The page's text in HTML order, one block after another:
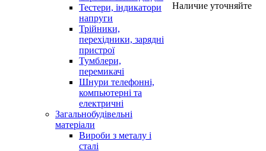
Тестери, індикатори
напруги
Трійники,
перехідники, зарядні
пристрої
Тумблери,
перемикачі
Шнури телефонні,
компьютерні та
електричні
Загальнобудівельні
матеріали
Вироби з металу і
сталі
Наличие уточняйте